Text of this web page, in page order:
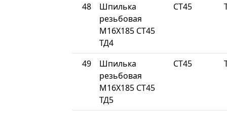
48
Шпилька
резьбовая
М16Х185 СТ45
ТД4
СТ45
49
Шпилька
резьбовая
М16Х185 СТ45
ТД5
СТ45